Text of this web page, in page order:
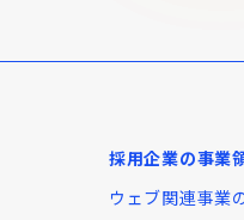
採用企業の事業
ウェブ関連事業